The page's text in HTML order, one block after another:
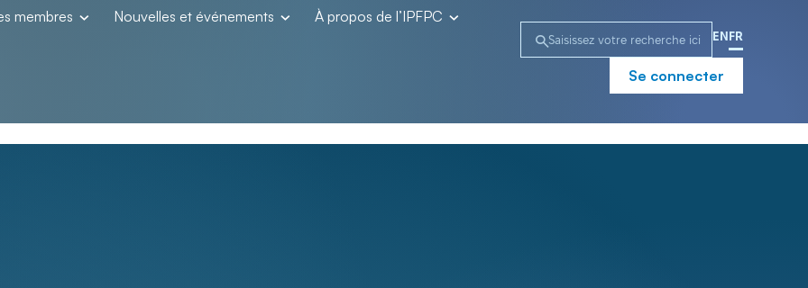
membres Nouvelles et événements À propos de l’IPFPC
EN FR
Se connecter